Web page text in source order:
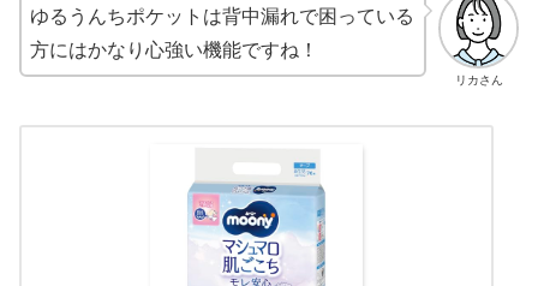
リカさん
ゆるうんちポケットは背中漏れで困っている
方にはかなり心強い機能ですね！